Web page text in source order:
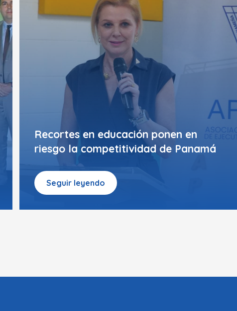
Recortes en educación ponen en
riesgo la competitividad de Panamá
Seguir leyendo